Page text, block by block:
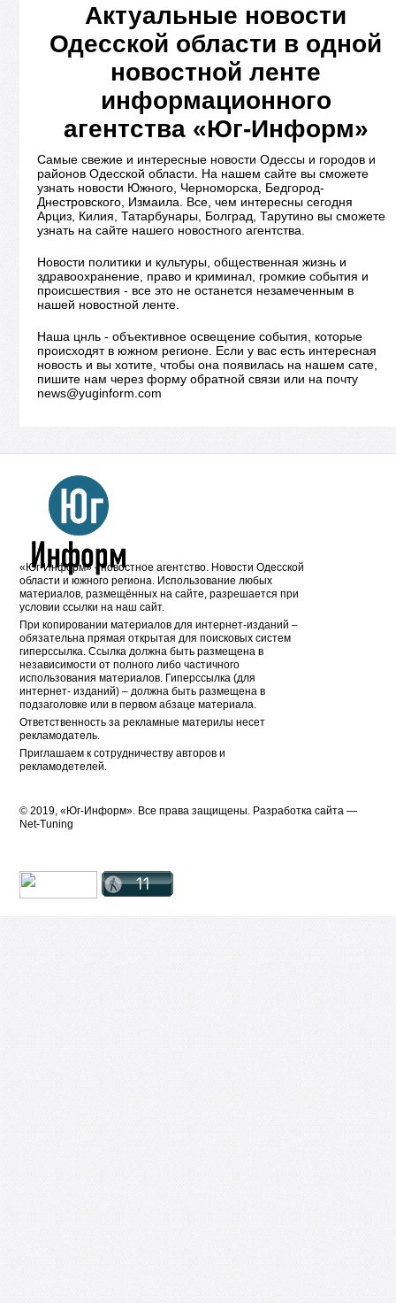
Актуальные новости
Одесской области в одной
новостной ленте
информационного
агентства «Юг-Информ»
Самые свежие и интересные новости Одессы и городов и
районов Одесской области. На нашем сайте вы сможете
узнать новости Южного, Черноморска, Бедгород-
Днестровского, Измаила. Все, чем интересны сегодня
Арциз, Килия, Татарбунары, Болград, Тарутино вы сможете
узнать на сайте нашего новостного агентства.
Новости политики и культуры, общественная жизнь и
здравоохранение, право и криминал, громкие события и
происшествия - все это не останется незамеченным в
нашей новостной ленте.
Наша цнль - объективное освещение события, которые
происходят в южном регионе. Если у вас есть интересная
новость и вы хотите, чтобы она появилась на нашем сате,
пишите нам через форму обратной связи или на почту
news@yuginform.com
«Юг-Информ» - новостное агентство. Новости Одесской
области и южного региона. Использование любых
материалов, размещённых на сайте, разрешается при
условии ссылки на наш сайт.
При копировании материалов для интернет-изданий –
обязательна прямая открытая для поисковых систем
гиперссылка. Ссылка должна быть размещена в
независимости от полного либо частичного
использования материалов. Гиперссылка (для
интернет- изданий) – должна быть размещена в
подзаголовке или в первом абзаце материала.
Ответственность за рекламные материлы несет
рекламодатель.
Приглашаем к сотрудничеству авторов и
рекламодетелей.
© 2019, «Юг-Информ». Все права защищены. Разработка cайта —
Net-Tuning